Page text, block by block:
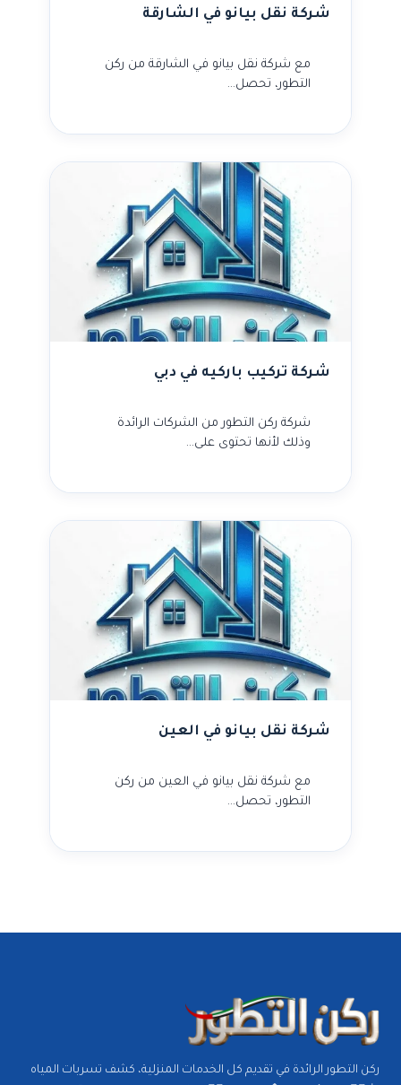
شركة نقل بيانو في الشارقة
مع شركة نقل بيانو في الشارقة من ركن
التطور، تحصل…
شركة تركيب باركيه في دبي
شركة ركن التطور من الشركات الرائدة
وذلك لأنها تحتوى على…
شركة نقل بيانو في العين
مع شركة نقل بيانو في العين من ركن
التطور، تحصل…
ركن التطور الرائدة في تقديم كل الخدمات المنزلية، كشف تسربات المياه